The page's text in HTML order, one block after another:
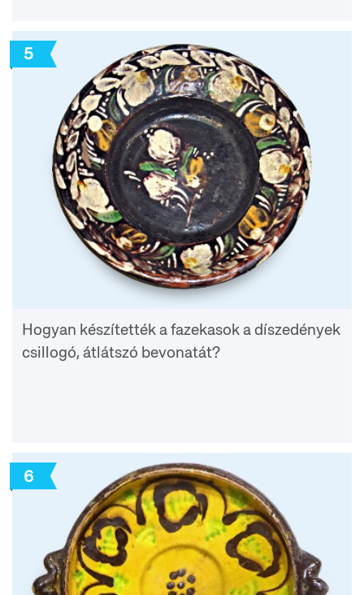
5
Hogyan készítették a fazekasok a díszedények
csillogó, átlátszó bevonatát?
6